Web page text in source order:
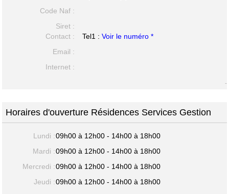
Code Naf :
Siret :
Contact :
Tel1 :Voir le numéro *
Email :
Internet :
-
Horaires d'ouverture Résidences Services Gestion
Lundi :09h00 à 12h00 - 14h00 à 18h00
Mardi :09h00 à 12h00 - 14h00 à 18h00
Mercredi :09h00 à 12h00 - 14h00 à 18h00
Jeudi :09h00 à 12h00 - 14h00 à 18h00